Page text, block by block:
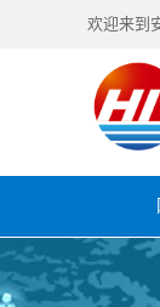
欢迎来到